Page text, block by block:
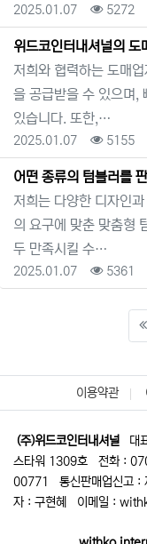
등록일
2025.01.07 조회
5272
위드코인터내셔널의
저희와 협력하는 도매
을 공급받을 수 있으며,
있습니다. 또한,…
등록일
2025.01.07 조회
5155
어떤 종류의 텀블러를
저희는 다양한 디자인
의 요구에 맞춘 맞춤형
두 만족시킬 수…
등록일
2025.01.07 조회
5361
이용약관
(주)위드코인터내셔널 대
스타워 1309호
전화 :
00771
통신판매업신고
자 : 구현혜
이메일 :